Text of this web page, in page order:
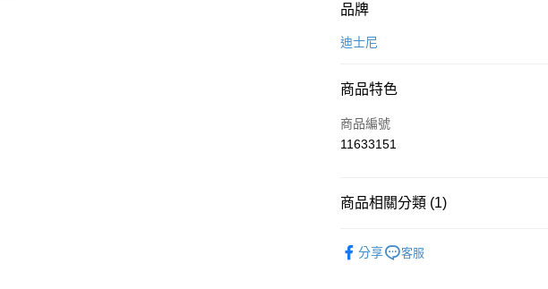
付款方式
信用卡一次付款
Apple Pay
全盈+PAY
品牌
迪士尼
商品特色
商品編號
11633151
商品相關分類 (1)
分享
客服